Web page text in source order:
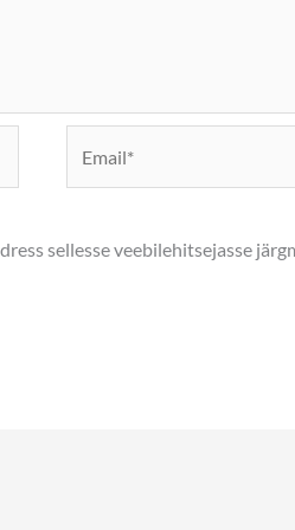
sellesse veebilehitsejasse